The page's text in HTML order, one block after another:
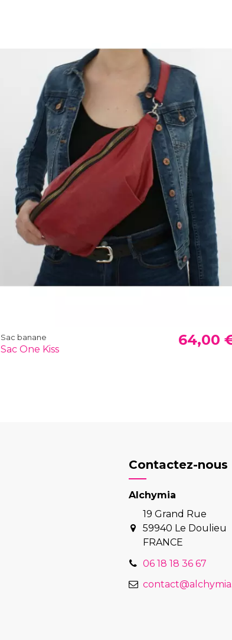
Sac banane
Sac One Kiss
64,00
Contactez-nous
Alchymia
19 Grand Rue
59940 Le Doulieu
FRANCE
06 18 18 36 67